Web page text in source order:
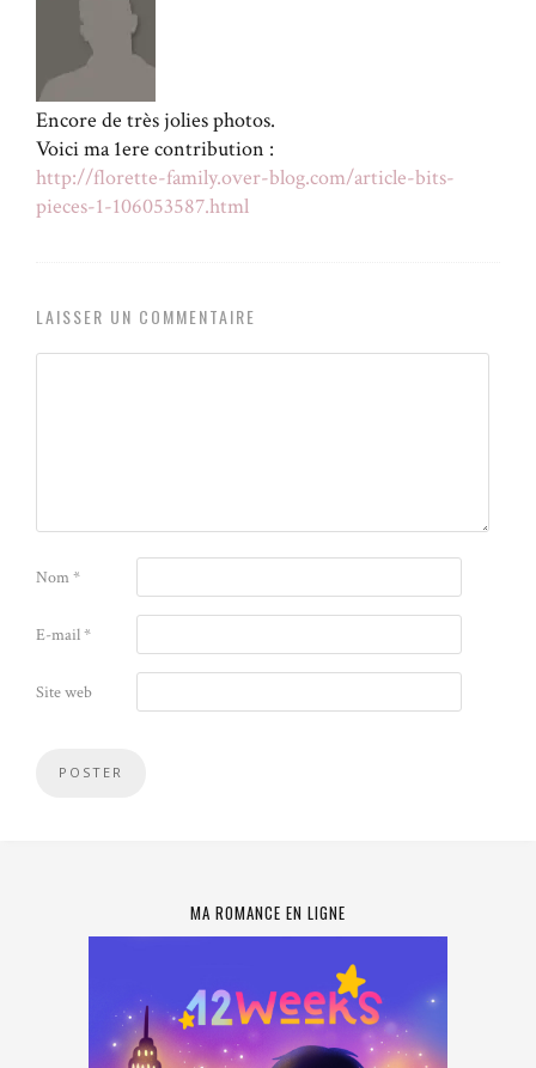
Encore de très jolies photos.
Voici ma 1ere contribution :
http://florette-family.over-blog.com/article-bits-
pieces-1-106053587.html
LAISSER UN COMMENTAIRE
Nom*
E-mail*
Site web
MA ROMANCE EN LIGNE